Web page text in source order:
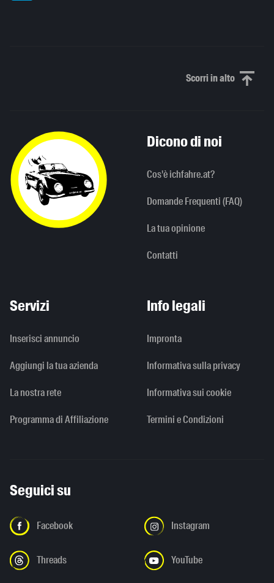
Scorri in altoScorri in alto
Dicono di noi
Cos'è ichfahre.at?
Domande Frequenti (FAQ)
La tua opinione
Contatti
Servizi
Inserisci annuncio
Aggiungi la tua azienda
La nostra rete
Programma di Affiliazione
Info legali
Impronta
Informativa sulla privacy
Informativa sui cookie
Termini e Condizioni
Seguici su
Facebook Instagram
Threads YouTube